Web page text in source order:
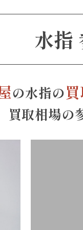
水指
の水指の
買取相場の